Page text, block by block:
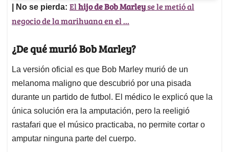
| No se pierda: Elhijo de Bob Marleyse le metió al
negocio de la marihuana en el ...
¿De qué murió Bob Marley?
La versión oficial es que Bob Marley murió de un
melanoma maligno que descubrió por una pisada
durante un partido de futbol. El médico le explicó que la
única solución era la amputación, pero la reeligió
rastafari que el músico practicaba, no permite cortar o
amputar ninguna parte del cuerpo.